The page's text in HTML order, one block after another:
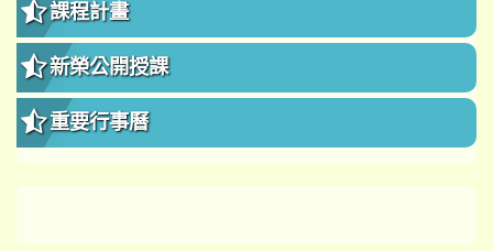
課程計畫
新榮公開授課
重要行事曆